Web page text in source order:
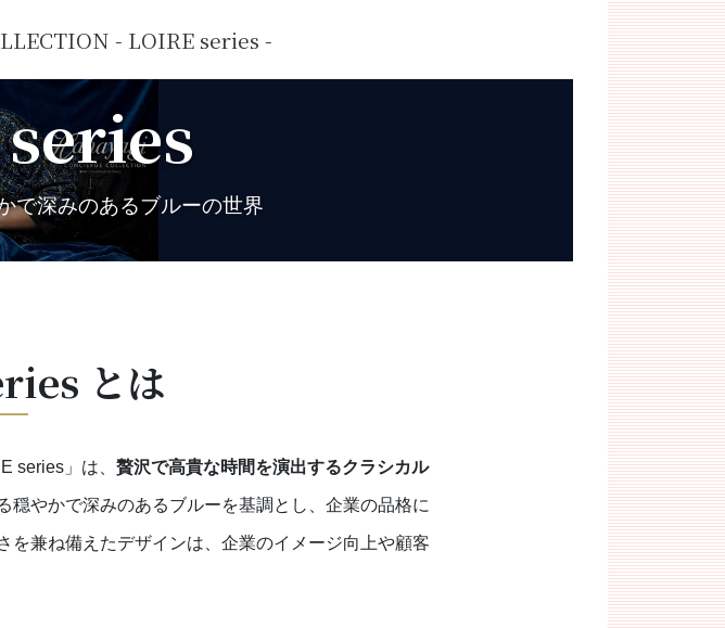
- LOIRE series -
で深みのあるブルーの世界
とは
series」は、 贅沢で高貴な時間を演出するクラシカル
穏やかで深みのあるブルーを基調とし、企業の品格に
兼ね備えたデザインは、企業のイメージ向上や顧客